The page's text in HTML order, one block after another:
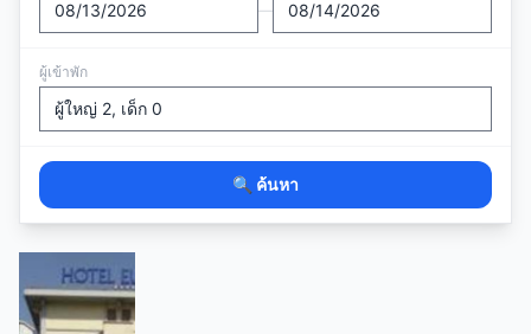
—
ผู้เข้าพัก
🔍 ค้นหา